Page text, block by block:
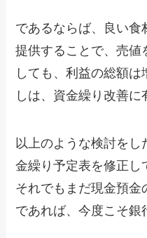
であるならば、良い食
提供することで、売値
しても、利益の総額
しは、資金繰り改善に
以上のような検討を
金繰り予定表を修正し
それでもまだ現金預
であれば、今度こそ銀